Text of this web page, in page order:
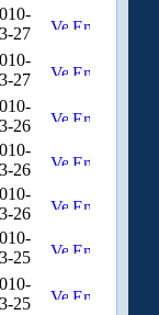
27
27
26
26
26
25
25